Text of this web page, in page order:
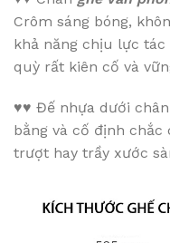
Crôm sáng bóng,
khả năng chịu lực
quỳ rất kiên cố và
♥♥ Đế nhựa dưới
bằng và cố định
trượt hay trầy xước